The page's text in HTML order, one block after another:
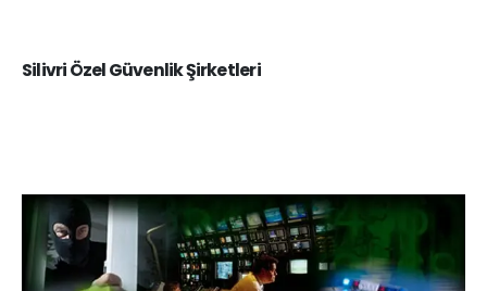
Silivri Özel Güvenlik Şirketleri